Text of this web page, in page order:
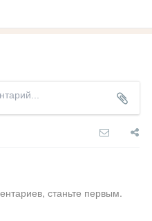
станьте первым.